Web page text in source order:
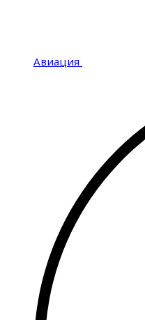
Авиация